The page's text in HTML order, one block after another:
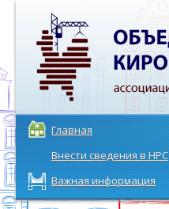
Главная
Внести сведения в НРС
Важная информация